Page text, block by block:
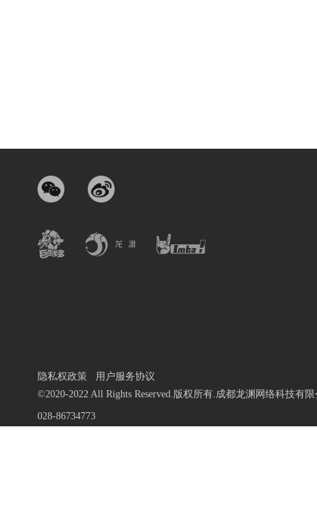
隐私权政策
用户服务协议
©2020-2022 All Rights Reserved.版权所有.成都龙渊网络科技有
028-86734773